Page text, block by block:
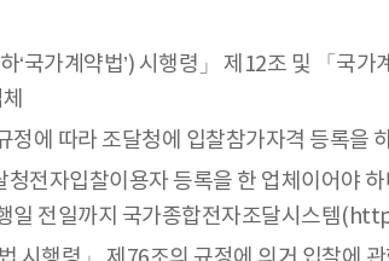
‘국가계약법’) 시행령」 제12조 및 「국
에 따라 조달청에 입찰참가자격 등록을
전자입찰이용자 등록을 한 업체이어야
일 전일까지 국가종합전자조달시스템